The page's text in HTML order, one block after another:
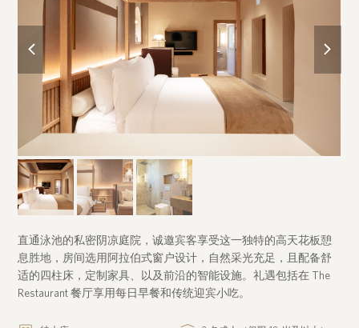
slide
slide
直通泳池的私密阴凉庭院，诚邀宾客享受这一独特的高天花板憩
息胜地，房间选用阿拉伯式窗户设计，自然采光充足，且配备舒
适的四柱床，定制家具、以及前沿的智能设施。礼遇包括在 The
Restaurant 餐厅享用每日早餐和传统迎宾小吃。